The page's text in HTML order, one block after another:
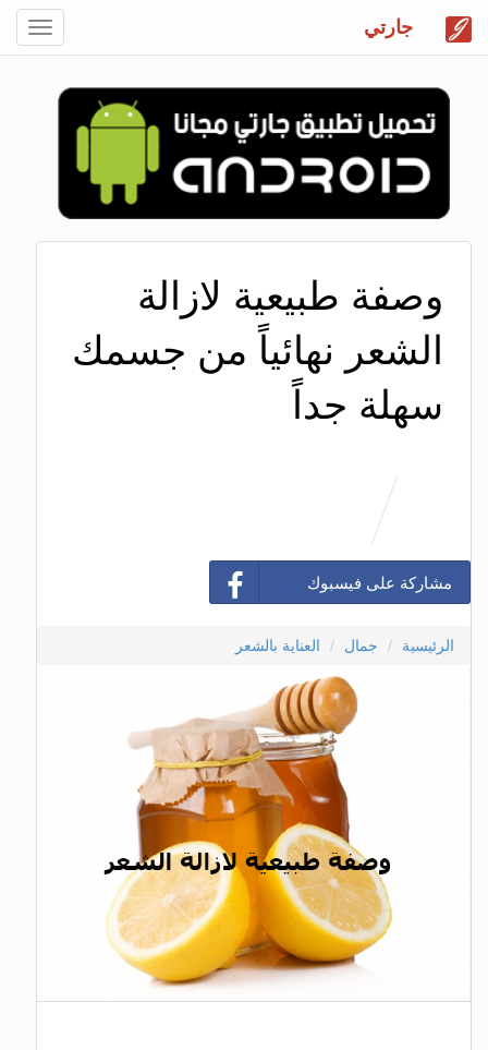
جارتي
وصفة طبيعية لازالة
الشعر نهائياً من جسمك
سهلة جداً
مشاركة على فيسبوك
الرئيسية جمال العناية بالشعر